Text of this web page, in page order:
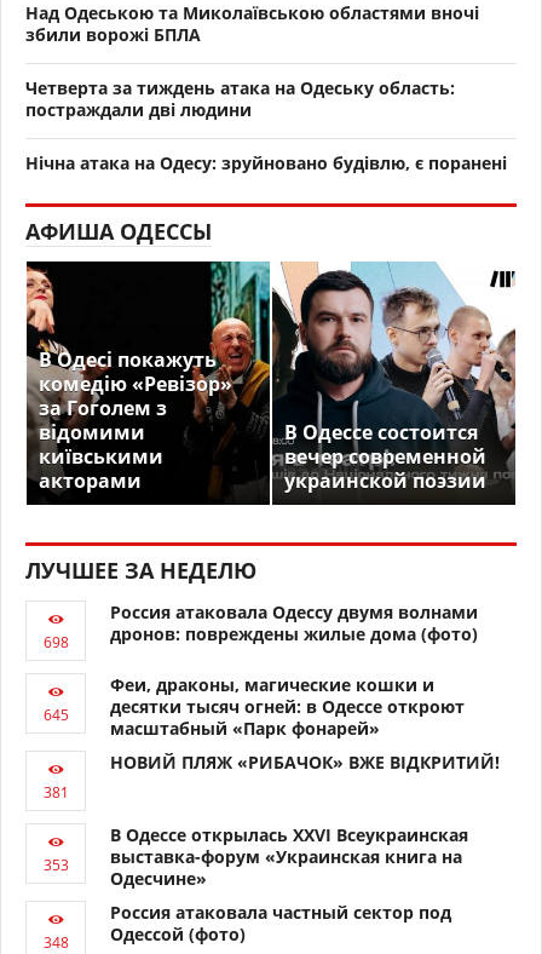
Над Одеською та Миколаївською областями вночі
збили ворожі БПЛА
Четверта за тиждень атака на Одеську область:
постраждали дві людини
Нічна атака на Одесу: зруйновано будівлю, є поранені
АФИША ОДЕССЫ
В Одесі покажуть
комедію «Ревізор»
за Гоголем з
відомими
київськими
акторами
В Одессе состоится
вечер современной
украинской поэзии
ЛУЧШЕЕ ЗА НЕДЕЛЮ
Россия атаковала Одессу двумя волнами
дронов: повреждены жилые дома (фото)
Феи, драконы, магические кошки и
десятки тысяч огней: в Одессе откроют
масштабный «Парк фонарей»
НОВИЙ ПЛЯЖ «РИБАЧОК» ВЖЕ ВІДКРИТИЙ!
В Одессе открылась XXVI Всеукраинская
выставка-форум «Украинская книга на
Одесчине»
Россия атаковала частный сектор под
Одессой (фото)